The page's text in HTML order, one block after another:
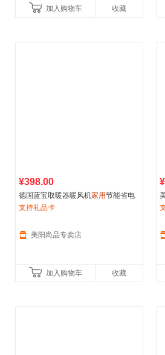
加入购物车 收藏
¥398.00
德国蓝宝取暖器暖风机家用节能省电
速热电暖气卧室浴室电暖器
支持礼品卡
美阳尚品专卖店
加入购物车 收藏